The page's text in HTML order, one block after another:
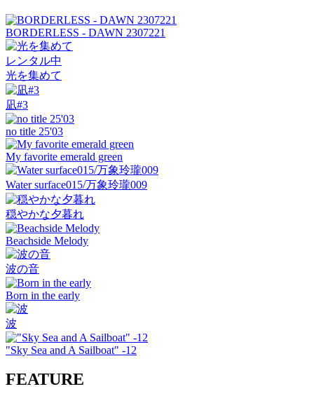
BORDERLESS - DAWN 2307221
レンタル中
光を集めて
凪#3
no title 25'03
My favorite emerald green
Water surface015/万象玲瓏009
穏やかな夕暮れ
Beachside Melody
波の音
Born in the early
波
"Sky Sea and A Sailboat" -12
FEATURE